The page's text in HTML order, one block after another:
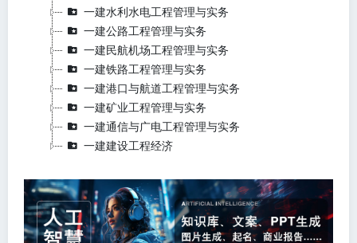
一建水利水电工程管理与实务
一建公路工程管理与实务
一建民航机场工程管理与实务
一建铁路工程管理与实务
一建港口与航道工程管理与实务
一建矿业工程管理与实务
一建通信与广电工程管理与实务
一建建设工程经济